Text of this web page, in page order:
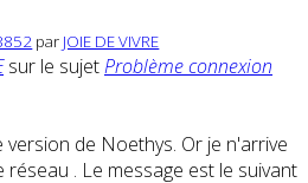
par JOIE DE VIVRE
sur le sujetProblème connexion
version de Noethys. Or je n'arrive
. Le message est le suivant